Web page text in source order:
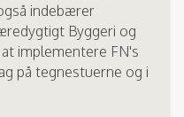
indebærer
Byggeri og
implementere FN's
på tegnestuerne og i